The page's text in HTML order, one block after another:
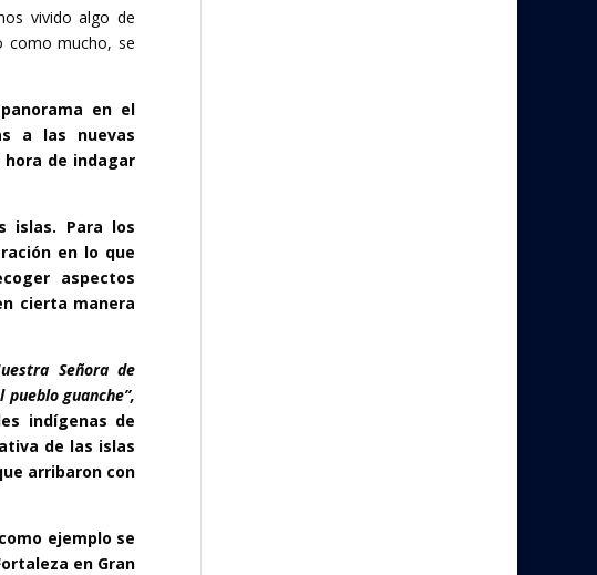
vivido algo de
como mucho, se
en el
a las nuevas
de indagar
islas. Para los
en lo que
aspectos
cierta manera
Señora de
pueblo guanche”,
indígenas de
de las islas
arribaron con
ejemplo se
en Gran